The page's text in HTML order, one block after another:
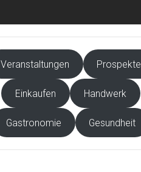
Veranstaltungen Prospekte
Einkaufen Handwerk
Gastronomie Gesundheit